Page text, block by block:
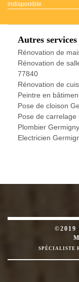
indisponible
Autres services
Rénovation de
Rénovation de
77840
Rénovation de
Peintre en
Pose de cloison
Pose de
Plombier
Electricien
©2019
SPÉCIALISTE